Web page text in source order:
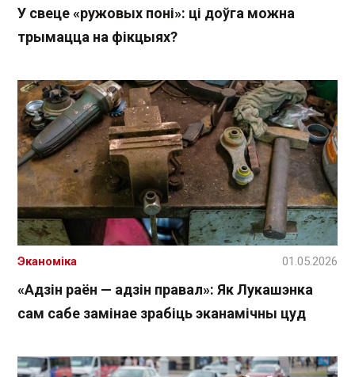
У свеце «ружовых поні»: ці доўга можна
трымацца на фікцыях?
«Адзін раён — адзін правал»: Як Лукашэнка
сам сабе замінае зрабіць эканамічны цуд
Эканоміка 01.05.2026